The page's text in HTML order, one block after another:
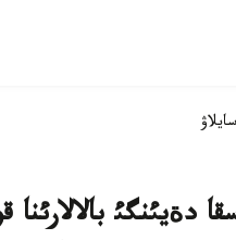
6 جاسقا دةيئنگئ